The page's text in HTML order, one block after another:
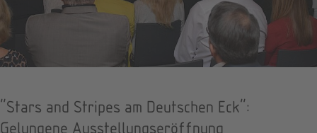
"Stars and Stripes am Deutschen Eck":
Gelungene Ausstellungseröffnung